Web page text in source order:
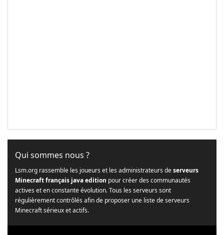
Qui sommes nous ?
Lsm.org rassemble les joueurs et les administrateurs deserveurs
Minecraft français java edition pour créer des communautés
actives et en constante évolution. Tous les serveurs sont
régulièrement contrôlés afin de proposer une liste de serveurs
Minecraft sérieux et actifs.